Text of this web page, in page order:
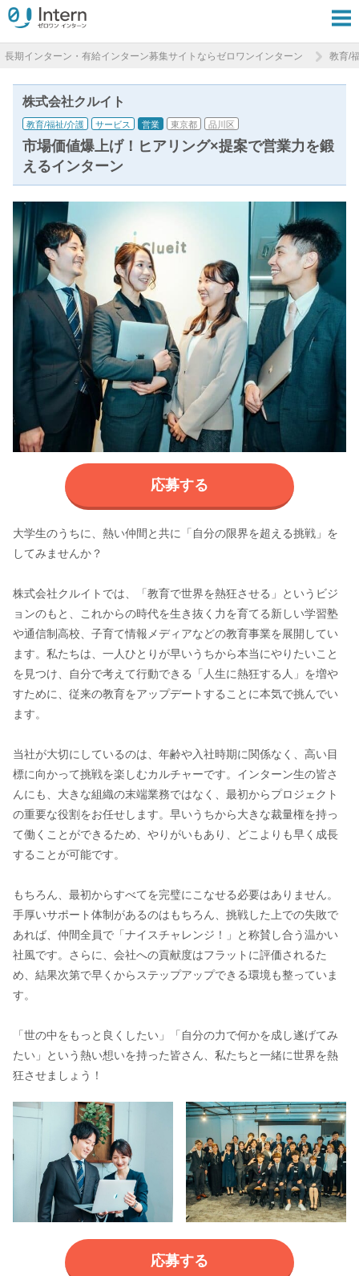
長期インターン・有給インターン募集サイトならゼロワンインターン 教育/
株式会社クルイト
教育/福祉/介護 サービス 営業 東京都 品川区
市場価値爆上げ！ヒアリング×提案で営業力を鍛
えるインターン
応募する
大学生のうちに、熱い仲間と共に「自分の限界を超える挑戦」を
してみませんか？
株式会社クルイトでは、「教育で世界を熱狂させる」というビジ
ョンのもと、これからの時代を生き抜く力を育てる新しい学習塾
や通信制高校、子育て情報メディアなどの教育事業を展開してい
ます。私たちは、一人ひとりが早いうちから本当にやりたいこと
を見つけ、自分で考えて行動できる「人生に熱狂する人」を増や
すために、従来の教育をアップデートすることに本気で挑んでい
ます。
当社が大切にしているのは、年齢や入社時期に関係なく、高い目
標に向かって挑戦を楽しむカルチャーです。インターン生の皆さ
んにも、大きな組織の末端業務ではなく、最初からプロジェクト
の重要な役割をお任せします。早いうちから大きな裁量権を持っ
て働くことができるため、やりがいもあり、どこよりも早く成長
することが可能です。
もちろん、最初からすべてを完璧にこなせる必要はありません。
手厚いサポート体制があるのはもちろん、挑戦した上での失敗で
あれば、仲間全員で「ナイスチャレンジ！」と称賛し合う温かい
社風です。さらに、会社への貢献度はフラットに評価されるた
め、結果次第で早くからステップアップできる環境も整っていま
す。
「世の中をもっと良くしたい」「自分の力で何かを成し遂げてみ
たい」という熱い想いを持った皆さん、私たちと一緒に世界を熱
狂させましょう！
応募する